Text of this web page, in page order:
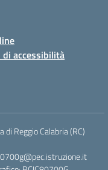
accessibilità
di Reggio Calabria (RC)